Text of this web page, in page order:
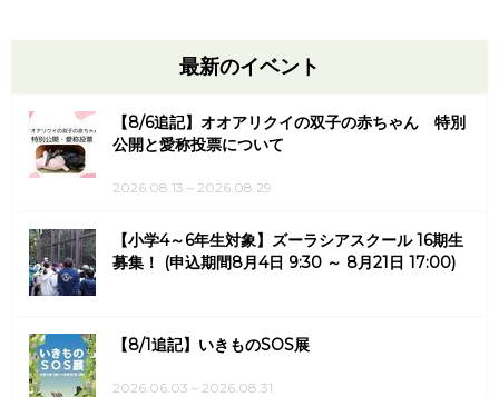
最新のイベント
【8/6追記】オオアリクイの双子の赤ちゃん 特別
公開と愛称投票について
2026.08.13～2026.08.29
【小学4～6年生対象】ズーラシアスクール 16期生
募集！ (申込期間8月4日 9:30 ～ 8月21日 17:00)
【8/1追記】いきものSOS展
2026.06.03～2026.08.31